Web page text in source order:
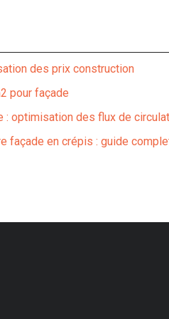
des prix construction
pour façade
: optimisation des flux de
façade en crépis : guide